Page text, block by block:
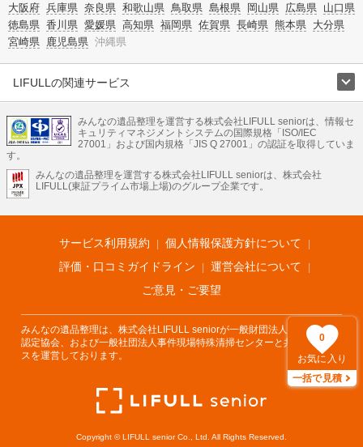
0
お気に入り
一括で見積
大阪府 兵庫県 奈良県 和歌山県 鳥取県 島根県 岡山県 広島県 山口県
徳島県 香川県 愛媛県 高知県 福岡県 佐賀県 長崎県 熊本県 大分県
宮崎県 鹿児島県 沖縄県
LIFULLの関連サービス
不動産・住宅
引越し 老人ホーム 地方創生 ママの就労支援
不動産クラウドファンディング 遺品整理 老後の暮らし情報
LIFULL HOME'Sのサービス
不動産・住宅
不動産査定 マンション専門売却査定 不動産投資 アドバイザー
不動産アーカイブ
空き家バンク 家賃相場 不動産会社
まちむすび
不動産用語集 住まいのお役立ち情報
LIFULL HOME'S PRESS
アプリ 不動産データ 不動産転職
みんなの遺品整理を運営する株式会社LIFULL seniorは、情報セ
キュリティマネジメントシステムの国際規格「ISO/IEC
27001」および国内規格「JIS Q 27001」の認証を取得していま
す。
みんなの遺品整理を運営する株式会社LIFULL seniorは、株式会社
LIFULL(東証プライム市場上場)のグループ企業です。
サービス利用規約
個人情報保護方針について
評価・口コミガイドライン
運営会社について
ご意見・ご要望
みんなの遺品整理は、株式会社LIFULL seniorが一般財団法人遺品整理士
認定協会、および一般社団法人事件現場特殊清掃センターと共同でサービ
スを運営しております。
Copyright © LIFULL senior Co., Ltd. All Rights Reserved.